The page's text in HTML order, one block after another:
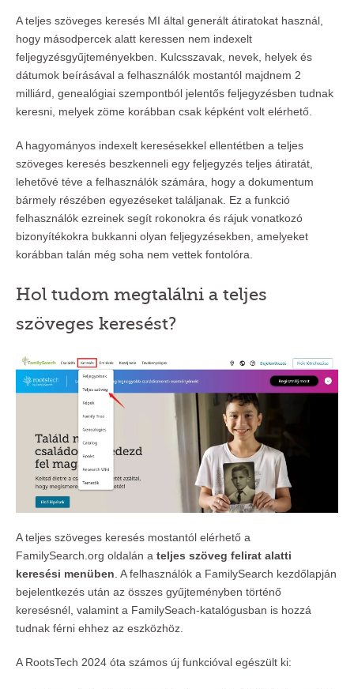
A teljes szöveges keresés MI által generált átiratokat használ,
hogy másodpercek alatt keressen nem indexelt
feljegyzésgyűjteményekben. Kulcsszavak, nevek, helyek és
dátumok beírásával a felhasználók mostantól majdnem 2
milliárd, genealógiai szempontból jelentős feljegyzésben tudnak
keresni, melyek zöme korábban csak képként volt elérhető.
A hagyományos indexelt keresésekkel ellentétben a teljes
szöveges keresés beszkenneli egy feljegyzés teljes átiratát,
lehetővé téve a felhasználók számára, hogy a dokumentum
bármely részében egyezéseket találjanak. Ez a funkció
felhasználók ezreinek segít rokonokra és rájuk vonatkozó
bizonyítékokra bukkanni olyan feljegyzésekben, amelyeket
korábban talán még soha nem vettek fontolóra.
Hol tudom megtalálni a teljes
szöveges keresést?
A teljes szöveges keresés mostantól elérhető a
FamilySearch.org oldalán a teljes szöveg felirat alatti
keresési menüben. A felhasználók a FamilySearch kezdőlapján
bejelentkezés után az összes gyűjteményben történő
keresésnél, valamint a FamilySeach-katalógusban is hozzá
tudnak férni ehhez az eszközhöz.
A RootsTech 2024 óta számos új funkcióval egészült ki: